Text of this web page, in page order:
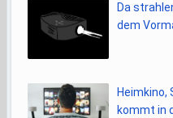
Da
dem
Heimkino,
kommt in